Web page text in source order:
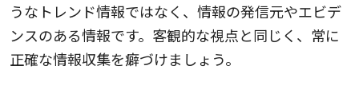
うなトレンド情報ではなく、情報の発信元やエビデ
ンスのある情報です。客観的な視点と同じく、常に
正確な情報収集を癖づけましょう。